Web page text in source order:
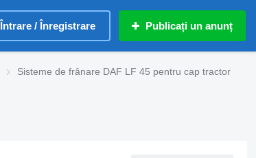
Întrare / Înregistrare Publicați un anunț
Sisteme de frânare DAF LF 45 pentru cap tractor